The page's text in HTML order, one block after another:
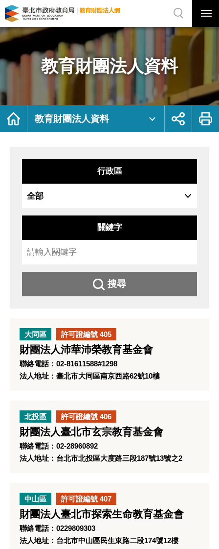
教
育
團
資
料
府
局
法
網
站
選
選
單
關
網
站
尋
教育財團法人資料
首
教育財團法人資料
展
鈕
列
行政區
關鍵字
搜尋
大同區 許可證編號 405
財團法人沛華沛榮教育基金會
聯絡電話：02-81611588#1298
法人地址：臺北市大同區南京西路62號10樓
北投區 許可證編號 406
財團法人臺北市玄宗教育基金會
聯絡電話：02-28960892
法人地址：台北市北投區大度路三段187號13號之2
中山區 許可證編號 407
財團法人臺北市探索生命教育基金會
聯絡電話：0229809303
法人地址：台北市中山區民生東路二段174號12樓